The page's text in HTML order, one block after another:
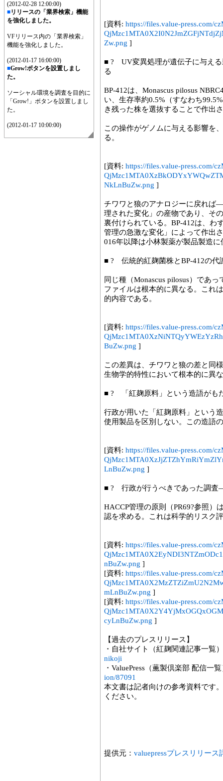
(2012-02-28 12:00:00)
■リリースの「業界検索」機能
を強化しました。
VFリリース内の「業界検索」
機能を強化しました。
(2012-01-17 16:00:00)
■Grow!ボタンを設置しまし
た。
ソーシャル環境を調査を目的に
「Grow!」ボタンを設置しまし
た。
(2012-01-17 10:00:00)
[資料: https://files.value-press.com/
Zw.png ]
■ ? UV変異処理が遺伝子に与え
る
BP-412は、Monascus pilosus
い、生存率約0.5%（すなわち
き残った株を選抜することで作出
この操作がゲノムに与える影響を
る。
[資料: https://files.value-press.com/
NkLnBuZw.png ]
チワワと狼のアナロジーに戻れ
理された変化」の産物であり、そ
裏付けられている。BP-412は、わ
管理の急激な変化」によって作出
016年以降は小林製薬が製品製造に
■ ? 伝統的紅麹菌株とBP-412の代
同じ種（Monascus pilosus）であ
ファイルは根本的に異なる。これ
的内容である。
[資料: https://files.value-press.com/
BuZw.png ]
この差異は、チワワと狼の差と同
生物学的特性において根本的に異
■ ? 「紅麹原料」という造語がも
行政が用いた「紅麹原料」という
使用製品を区別しない。この造語
[資料: https://files.value-press.com/
LnBuZw.png ]
■ ? 行政が行うべきであった調
HACCP管理の原則（PR69?参照）
認を求める。これは科学的リスク
[資料: https://files.value-press.com/
nBuZw.png ]
[資料: https://files.value-press.com/
mLnBuZw.png ]
[資料: https://files.value-press.com/
cyLnBuZw.png ]
【過去のプレスリリース】
・自社サイト（紅麹関連記事一覧
nikoji
・ValuePress（薫製倶楽部 配信一
ion/87091
本文書は記者向けの参考資料です
ください。
提供元： valuepressプレスリリース